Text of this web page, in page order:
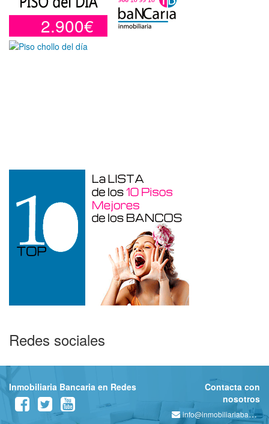
2.900€
Redes sociales
Inmobiliaria Bancaria en Redes
Contacta con
nosotros
info@inmobiliariabancaria.com